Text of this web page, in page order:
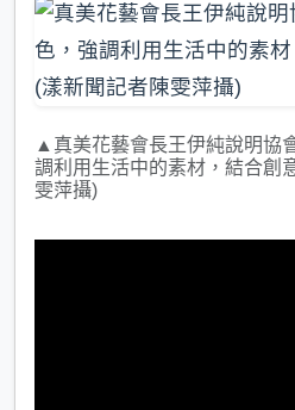
▲真美花藝會長王伊純說明協
調利用生活中的素材，結合創
雯萍攝)